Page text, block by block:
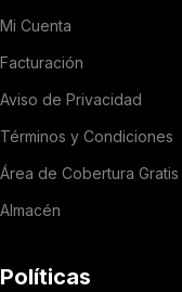
Mi Cuenta
Facturación
Aviso de Privacidad
Términos y Condiciones
Área de Cobertura Gratis
Almacén
Políticas